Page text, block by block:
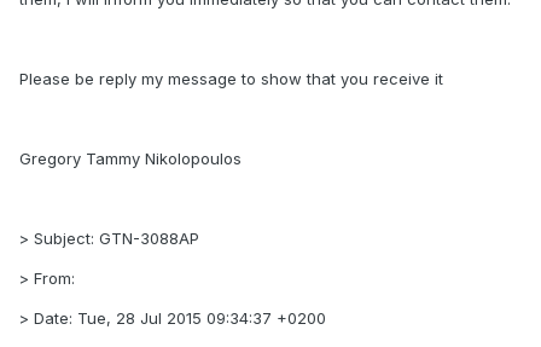
Please be reply my message to show that you receive it
Gregory Tammy Nikolopoulos
> Subject: GTN-3088AP
> From:
> Date: Tue, 28 Jul 2015 09:34:37 +0200